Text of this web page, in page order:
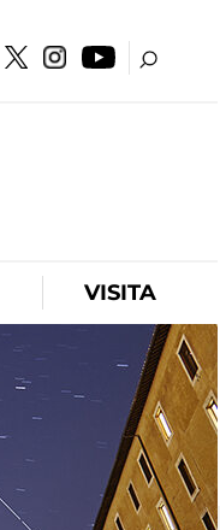
VISITA